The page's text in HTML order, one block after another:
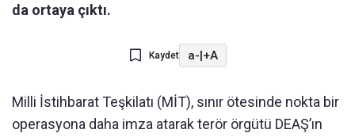
da ortaya çıktı.
Kaydet a-|+A
Milli İstihbarat Teşkilatı (MİT), sınır ötesinde nokta bir
operasyona daha imza atarak terör örgütü DEAŞ’ın